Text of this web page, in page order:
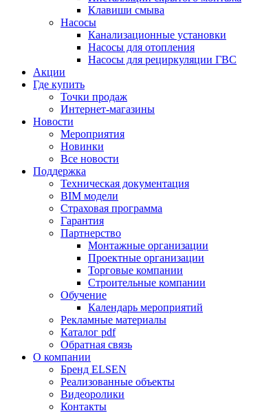
Клавиши смыва
Насосы
Канализационные установки
Насосы для отопления
Насосы для рециркуляции ГВС
Акции
Где купить
Точки продаж
Интернет-магазины
Новости
Мероприятия
Новинки
Все новости
Поддержка
Техническая документация
BIM модели
Страховая программа
Гарантия
Партнерство
Монтажные организации
Проектные организации
Торговые компании
Строительные компании
Обучение
Календарь мероприятий
Рекламные материалы
Каталог pdf
Обратная связь
О компании
Бренд ELSEN
Реализованные объекты
Видеоролики
Контакты